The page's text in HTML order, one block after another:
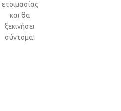
ετοιμασίας
και θα
ξεκινήσει
σύντομα!